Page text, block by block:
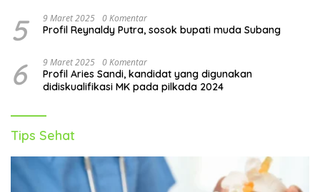
5 9 Maret 2025 0 Komentar
Profil Reynaldy Putra, sosok bupati muda Subang
6 9 Maret 2025 0 Komentar
Profil Aries Sandi, kandidat yang digunakan
didiskualifikasi MK pada pilkada 2024
Tips Sehat